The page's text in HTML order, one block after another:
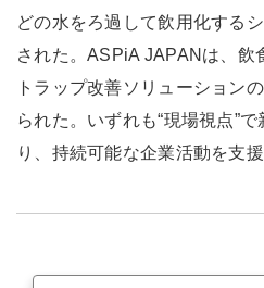
どの水をろ過して飲用化する
された。ASPiA JAPANは、飲
トラップ改善ソリューション
られた。いずれも“現場視点”
り、持続可能な企業活動を支